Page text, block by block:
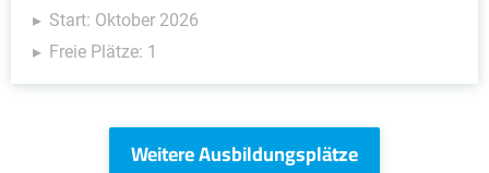
Start: Oktober 2026
Freie Plätze: 1
Weitere Ausbildungsplätze